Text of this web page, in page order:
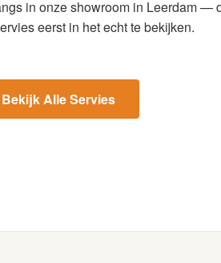
in onze showroom in Leerdam —
eerst in het echt te bekijken.
Bekijk Alle Servies